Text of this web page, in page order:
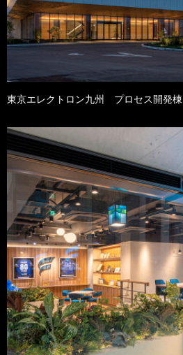
東京エレクトロン九州 プロセス開発棟